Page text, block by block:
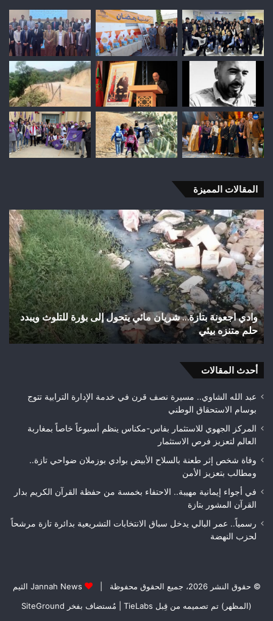
المقالات المميزة
يتحول إلى بؤرة للتلوث ويبدد
اختلالات
تثير
استياء
الساكنة
بعد
تهيئة
شوارع
وأزقة
بمدينة
تازة..
مطالب
قبل
اختلالات تثير استياء الساكنة بعد
تازة.. مطالب بمراقبة جودة
أحدث المقالات
عبد الله الشاوي.. مسيرة نصف قرن في خدمة الإدارة الترابية تتوج
بوسام الاستحقاق الوطني
المركز الجهوي للاستثمار بفاس-مكناس ينظم أسبوعاً خاصاً بمغاربة
العالم لتعزيز فرص الاستثمار
وفاة شخص إثر طعنة بالسلاح الأبيض بوادي بوزملان ضواحي تازة..
ومطالب بتعزيز الأمن
في أجواء إيمانية مهيبة.. الاحتفاء بخمسة من حفظة القرآن الكريم بدار
القرآن المشور بتازة
رسمياً.. عمر البالي يدخل سباق الانتخابات التشريعية بدائرة تازة مرشحاً
لحزب النهضة
© حقوق النشر 2026، جميع الحقوق محفوظة |
Jannah News الثيم
(المظهر) تم تصميمه من قِبل TieLabs
| مُستضاف بفخر SiteGround